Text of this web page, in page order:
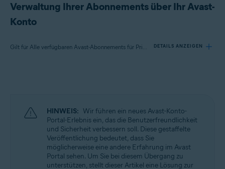
Verwaltung Ihrer Abonnements über Ihr Avast-
Konto
Gilt für Alle verfügbaren Avast-Abonnements für Privatanwender DETAILS ANZEIGEN
Betriebssysteme:
Alle unterstützten Betriebssysteme
HINWEIS: Wir führen ein neues Avast-Konto-
Portal-Erlebnis ein, das die Benutzerfreundlichkeit
und Sicherheit verbessern soll. Diese gestaffelte
Veröffentlichung bedeutet, dass Sie
möglicherweise eine andere Erfahrung im Avast
Portal sehen. Um Sie bei diesem Übergang zu
unterstützen, stellt dieser Artikel eine Lösung zur